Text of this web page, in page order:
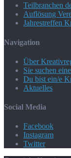
Teilbranchen
Auflösung
Jahrestreffen
Navigation
Über
Sie suchen
Du bist ein/e
Aktuelles
Social Media
Facebook
Instagram
Twitter